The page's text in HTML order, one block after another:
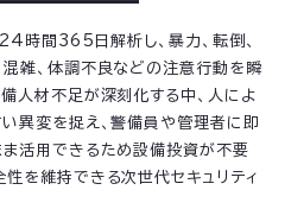
時間365日解析し、暴力、転倒、
雑、体調不良などの注意行動を瞬
人材不足が深刻化する中、人によ
異変を捉え、警備員や管理者に即
活用できるため設備投資が不要
を維持できる次世代セキュリティ